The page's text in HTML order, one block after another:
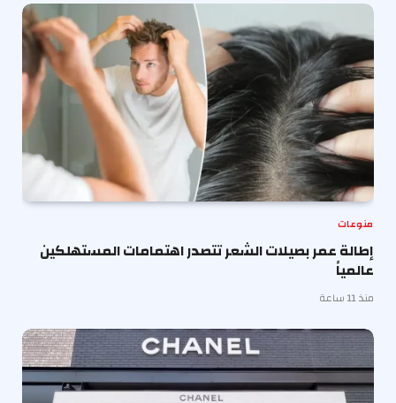
منوعات
إطالة عمر بصيلات الشعر تتصدر اهتمامات المستهلكين
عالمياً
منذ 11 ساعة